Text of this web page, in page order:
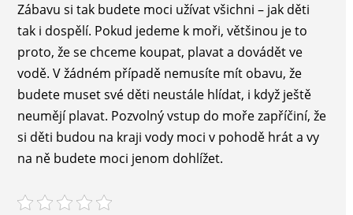
Zábavu si tak budete moci užívat všichni – jak děti
tak i dospělí. Pokud jedeme k moři, většinou je to
proto, že se chceme koupat, plavat a dovádět ve
vodě. V žádném případě nemusíte mít obavu, že
budete muset své děti neustále hlídat, i když ještě
neumějí plavat. Pozvolný vstup do moře zapříčiní, že
si děti budou na kraji vody moci v pohodě hrát a vy
na ně budete moci jenom dohlížet.